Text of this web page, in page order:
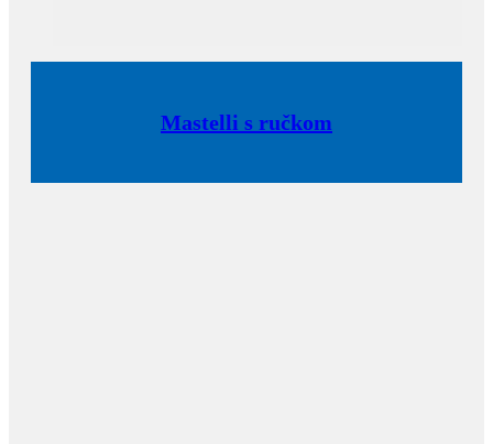
Mastelli s ručkom